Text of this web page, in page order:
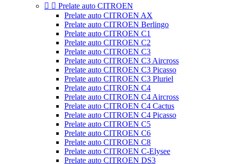
  Prelate auto CITROEN
Prelate auto CITROEN AX
Prelate auto CITROEN Berlingo
Prelate auto CITROEN C1
Prelate auto CITROEN C2
Prelate auto CITROEN C3
Prelate auto CITROEN C3 Aircross
Prelate auto CITROEN C3 Picasso
Prelate auto CITROEN C3 Pluriel
Prelate auto CITROEN C4
Prelate auto CITROEN C4 Aircross
Prelate auto CITROEN C4 Cactus
Prelate auto CITROEN C4 Picasso
Prelate auto CITROEN C5
Prelate auto CITROEN C6
Prelate auto CITROEN C8
Prelate auto CITROEN C-Elysee
Prelate auto CITROEN DS3